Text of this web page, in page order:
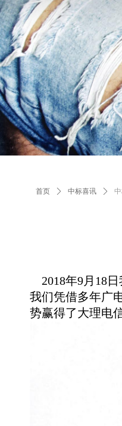
首页 ꄲ 中标喜讯 ꄲ
2018年9月18
我们凭借多年广
势赢得了大理电